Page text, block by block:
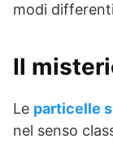
modi
Il
Le particelle
nel senso